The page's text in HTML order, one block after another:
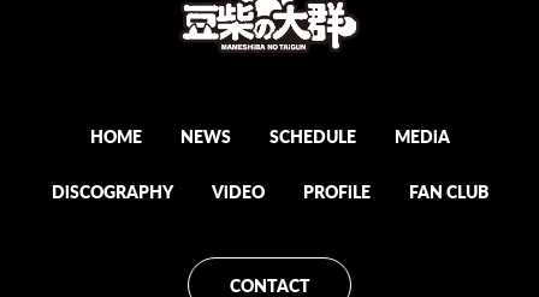
HOME NEWS SCHEDULE MEDiA
DiSCOGRAPHY ViDEO PROFiLE FAN CLUB
CONTACT